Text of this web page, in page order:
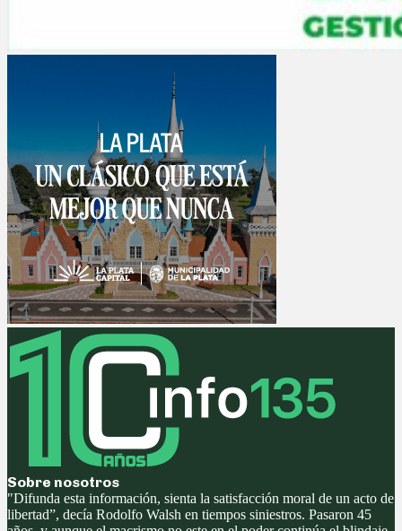
Sobre nosotros
"Difunda esta información, sienta la satisfacción moral de un acto de
libertad”, decía Rodolfo Walsh en tiempos siniestros. Pasaron 45